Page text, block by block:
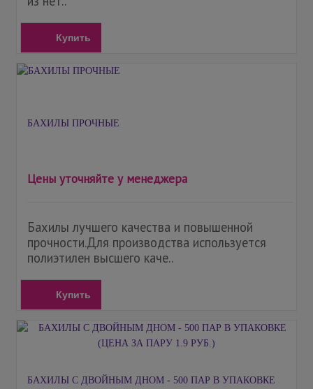
Купить
БАХИЛЫ ПРОЧНЫЕ
Цены уточняйте у менеджера
Бахилы лучшего качества и повышенной
прочности.Для производства используется
полиэтилен высшего каче..
Купить
БАХИЛЫ С ДВОЙНЫМ ДНОМ - 500 ПАР В УПАКОВКЕ